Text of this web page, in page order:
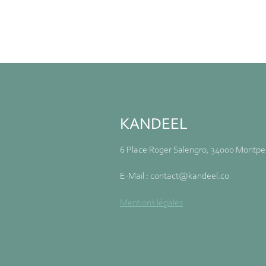
KANDEEL
6 Place Roger Salengro, 34000
E-Mail : contact@kandeel.co
Mentions légales